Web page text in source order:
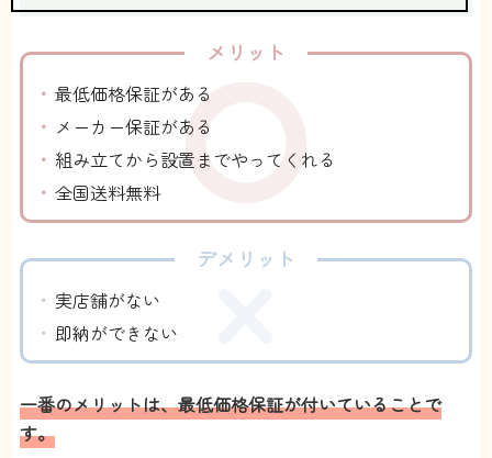
メリット
最低価格保証がある
メーカー保証がある
組み立てから設置までやってくれる
全国送料無料
デメリット
実店舗がない
即納ができない
一番のメリットは、最低価格保証が付いていることで
す。